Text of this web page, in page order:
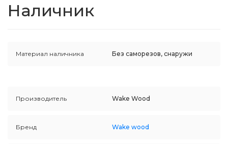
Наличник
Материал наличника Без саморезов, снаружи
Производитель Wake Wood
Бренд Wake wood